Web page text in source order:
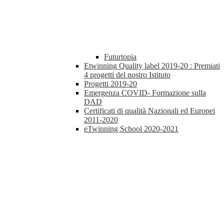
Futurtopia
Etwinning Quality label 2019-20 : Premiati
4 progetti del nostro Istituto
Progetti 2019-20
Emergenza COVID- Formazione sulla
DAD
Certificati di qualità Nazionali ed Europei
2011-2020
eTwinning School 2020-2021